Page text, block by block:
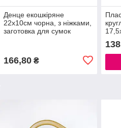
Денце екошкіряне
22х10см чорна, з ніжками,
заготовка для сумок
166,80₴